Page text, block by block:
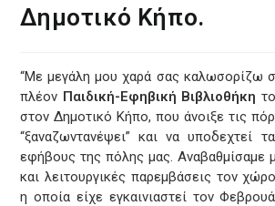
Δημοτικό Κήπο.
“Με μεγάλη μου χαρά σας καλωσορίζω
πλέον Παιδική-Εφηβική Βιβλιοθήκη
στον Δημοτικό Κήπο, που άνοιξε τις
“ξαναζωντανέψει” και να υποδεχτεί
εφήβους της πόλης μας. Αναβαθμίσαμε
και λειτουργικές παρεμβάσεις τον
η οποία είχε εγκαινιαστεί τον